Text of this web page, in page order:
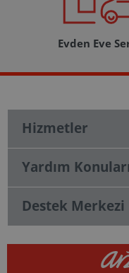
Evden Eve
Hizmetler
Yardım Konuları
Destek Merkezi